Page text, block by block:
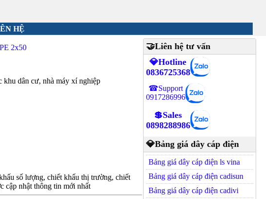
HỆ
2x50
dân cư, nhà máy xí nghiệp
số lượng, chiết khấu thị trường, chiết
cập nhật thông tin mới nhất
🤝Liên hệ tư vấn
💎Hotline
0836725368
☎Support
0917286996
💲Sales
0898288986
💎Bảng giá dây cáp điện
Bảng giá dây cáp điện ls vina
Bảng giá dây cáp điện cadisun
Bảng giá dây cáp điện cadivi